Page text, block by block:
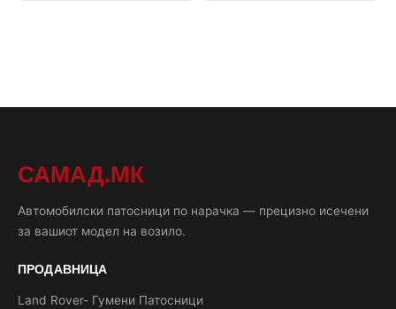
САМАД.МК
Автомобилски патосници по нарачка — прецизно исечени
за вашиот модел на возило.
ПРОДАВНИЦА
Land Rover- Гумени Патосници